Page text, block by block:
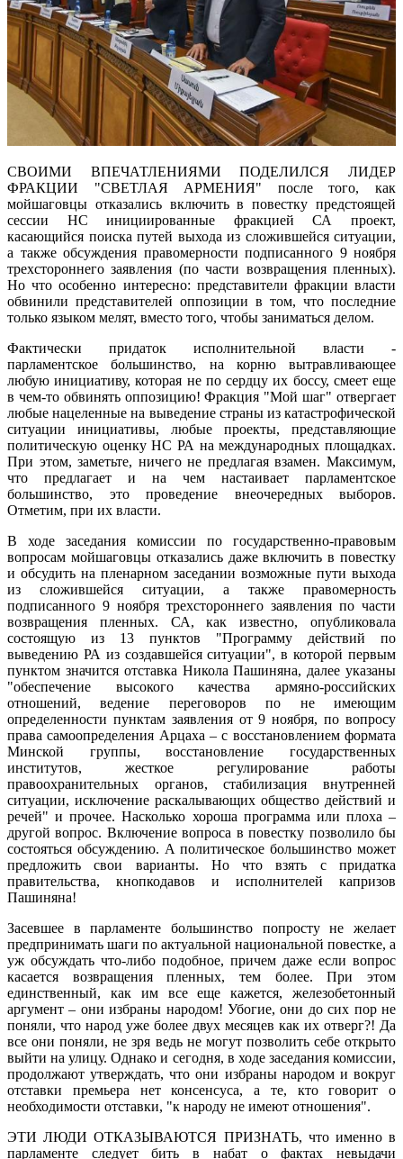
СВОИМИ ВПЕЧАТЛЕНИЯМИ ПОДЕЛИЛСЯ ЛИДЕР
ФРАКЦИИ "СВЕТЛАЯ АРМЕНИЯ" после того, как
мойшаговцы отказались включить в повестку предстоящей
сессии НС инициированные фракцией СА проект,
касающийся поиска путей выхода из сложившейся ситуации,
а также обсуждения правомерности подписанного 9 ноября
трехстороннего заявления (по части возвращения пленных).
Но что особенно интересно: представители фракции власти
обвинили представителей оппозиции в том, что последние
только языком мелят, вместо того, чтобы заниматься делом.
Фактически придаток исполнительной власти -
парламентское большинство, на корню вытравливающее
любую инициативу, которая не по сердцу их боссу, смеет еще
в чем-то обвинять оппозицию! Фракция "Мой шаг" отвергает
любые нацеленные на выведение страны из катастрофической
ситуации инициативы, любые проекты, представляющие
политическую оценку НС РА на международных площадках.
При этом, заметьте, ничего не предлагая взамен. Максимум,
что предлагает и на чем настаивает парламентское
большинство, это проведение внеочередных выборов.
Отметим, при их власти.
В ходе заседания комиссии по государственно-правовым
вопросам мойшаговцы отказались даже включить в повестку
и обсудить на пленарном заседании возможные пути выхода
из сложившейся ситуации, а также правомерность
подписанного 9 ноября трехстороннего заявления по части
возвращения пленных. СА, как известно, опубликовала
состоящую из 13 пунктов "Программу действий по
выведению РА из создавшейся ситуации", в которой первым
пунктом значится отставка Никола Пашиняна, далее указаны
"обеспечение высокого качества армяно-российских
отношений, ведение переговоров по не имеющим
определенности пунктам заявления от 9 ноября, по вопросу
права самоопределения Арцаха – с восстановлением формата
Минской группы, восстановление государственных
институтов, жесткое регулирование работы
правоохранительных органов, стабилизация внутренней
ситуации, исключение раскалывающих общество действий и
речей" и прочее. Насколько хороша программа или плоха –
другой вопрос. Включение вопроса в повестку позволило бы
состояться обсуждению. А политическое большинство может
предложить свои варианты. Но что взять с придатка
правительства, кнопкодавов и исполнителей капризов
Пашиняна!
Засевшее в парламенте большинство попросту не желает
предпринимать шаги по актуальной национальной повестке, а
уж обсуждать что-либо подобное, причем даже если вопрос
касается возвращения пленных, тем более. При этом
единственный, как им все еще кажется, железобетонный
аргумент – они избраны народом! Убогие, они до сих пор не
поняли, что народ уже более двух месяцев как их отверг?! Да
все они поняли, не зря ведь не могут позволить себе открыто
выйти на улицу. Однако и сегодня, в ходе заседания комиссии,
продолжают утверждать, что они избраны народом и вокруг
отставки премьера нет консенсуса, а те, кто говорит о
необходимости отставки, "к народу не имеют отношения".
ЭТИ ЛЮДИ ОТКАЗЫВАЮТСЯ ПРИЗНАТЬ, что именно в
парламенте следует бить в набат о фактах невыдачи